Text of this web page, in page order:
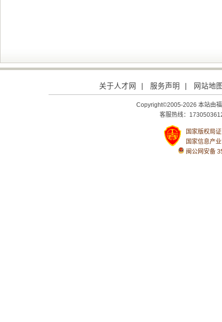
关于人才网 服务声明 网站地
Copyright©2005-2026 本站由
客服热线：
国家版权局
国家信息产
闽公网安备